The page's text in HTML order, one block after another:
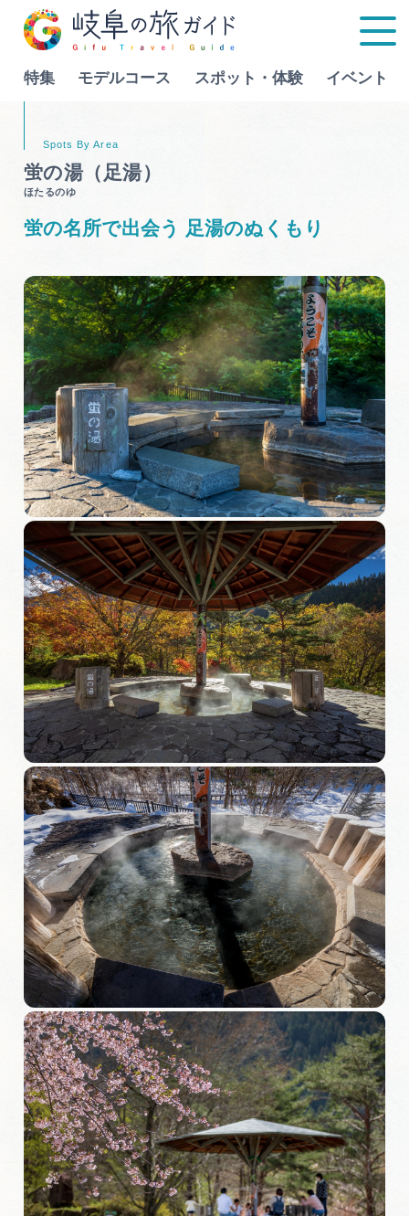
特集 モデルコース スポット・体験 イベント
スポット・体験
イベント
グルメ
旅の予約
アクセス
インフォメーション
ぎふ旅レポーター記事
早わかり岐阜
買い物・お土産
体験予約サイト「ＶＩＳＩＴ岐阜県」
岐阜県アウトドア観光キャンペーン
岐阜県まるごと観光エリアガイド
岐阜県観光データベース
旅行会社・観光事業者の皆様へ
フォトライブラリー
動画ライブラリー
お問い合わせ
運営組織
Language
行きたいリストを見る
蛍の湯（足湯）
ほたるのゆ
蛍の名所で出会う 足湯のぬくもり